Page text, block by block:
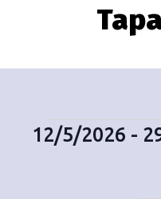
12/5/2026 -